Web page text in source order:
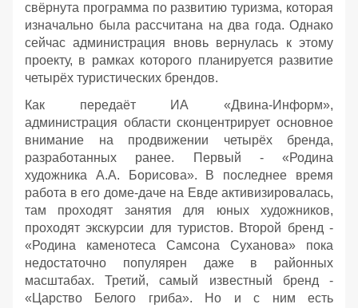
свёрнута программа по развитию туризма, которая
изначально была рассчитана на два года. Однако
сейчас администрация вновь вернулась к этому
проекту, в рамках которого планируется развитие
четырёх туристических брендов.
Как передаёт ИА «Двина-Информ»,
администрация области сконцентрирует основное
внимание на продвижении четырёх бренда,
разработанных ранее. Первый - «Родина
художника А.А. Борисова». В последнее время
работа в его доме-даче на Евде активизировалась,
там проходят занятия для юных художников,
проходят экскурсии для туристов. Второй бренд -
«Родина каменотеса Самсона Суханова» пока
недостаточно популярен даже в районных
масштабах. Третий, самый известный бренд -
«Царство Белого гриба». Но и с ним есть